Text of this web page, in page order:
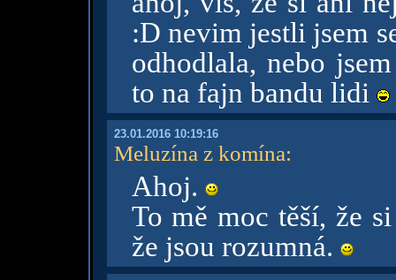
:D nevim jestli jsem
odhodlala, nebo
to na fajn bandu lidi
23.01.2016 10:19:16
Meluzína z komína:
Ahoj.
To mě moc těší, že
že jsou rozumná.